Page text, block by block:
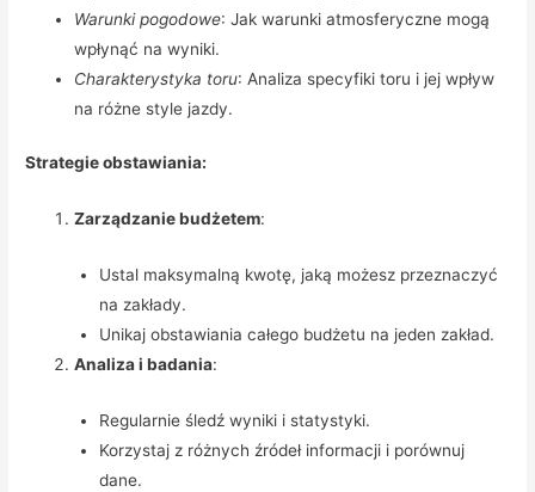
Warunki pogodowe: Jak warunki atmosferyczne mogą
wpłynąć na wyniki.
Charakterystyka toru: Analiza specyfiki toru i jej wpływ
na różne style jazdy.
Strategie obstawiania:
Zarządzanie budżetem:
Ustal maksymalną kwotę, jaką możesz przeznaczyć
na zakłady.
Unikaj obstawiania całego budżetu na jeden zakład.
Analiza i badania:
Regularnie śledź wyniki i statystyki.
Korzystaj z różnych źródeł informacji i porównuj
dane.